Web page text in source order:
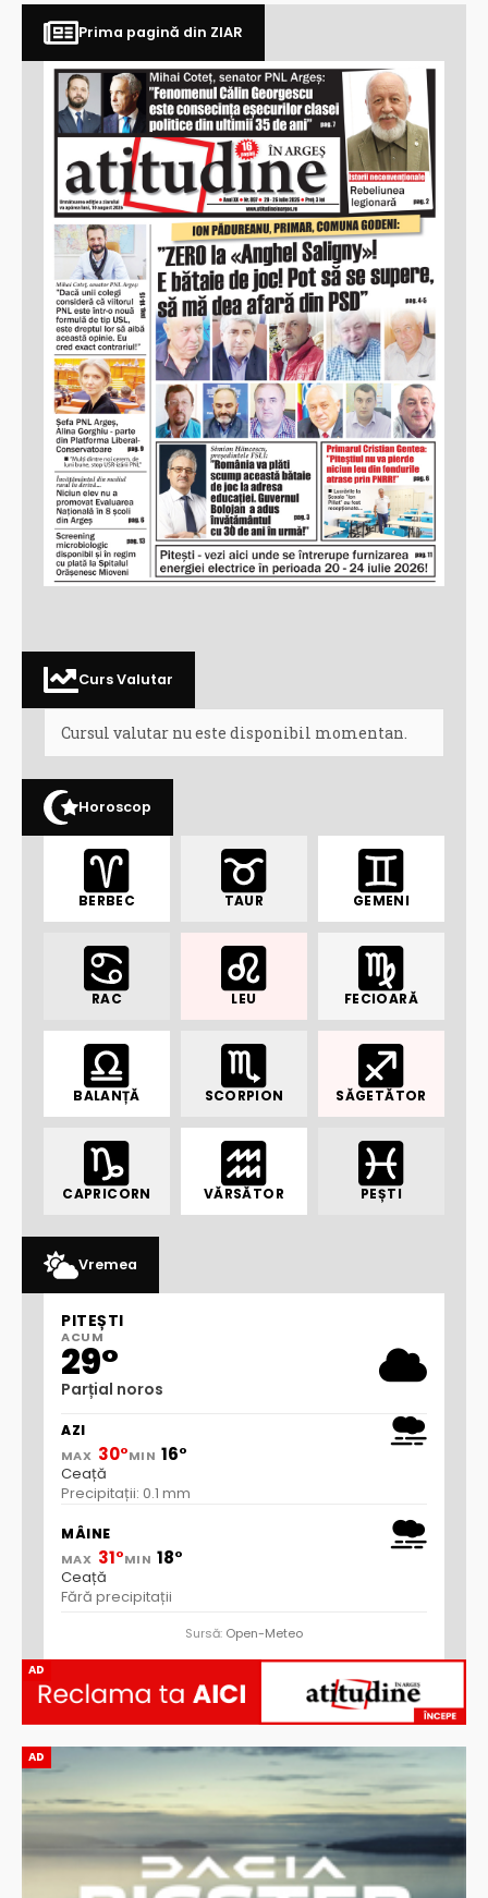
AD
AD
Prima pagină din ZIAR
Curs Valutar
Cursul valutar nu este disponibil momentan.
Horoscop
BERBEC TAUR GEMENI
RAC LEU FECIOARĂ
BALANȚĂ SCORPION SĂGETĂTOR
CAPRICORN VĂRSĂTOR PEȘTI
Vremea
PITEȘTI
ACUM
29°
Parțial noros
AZI
MAX 30°MIN 16°
Ceață
Precipitații: 0.1 mm
MÂINE
MAX 31°MIN 18°
Ceață
Fără precipitații
Sursă: Open-Meteo